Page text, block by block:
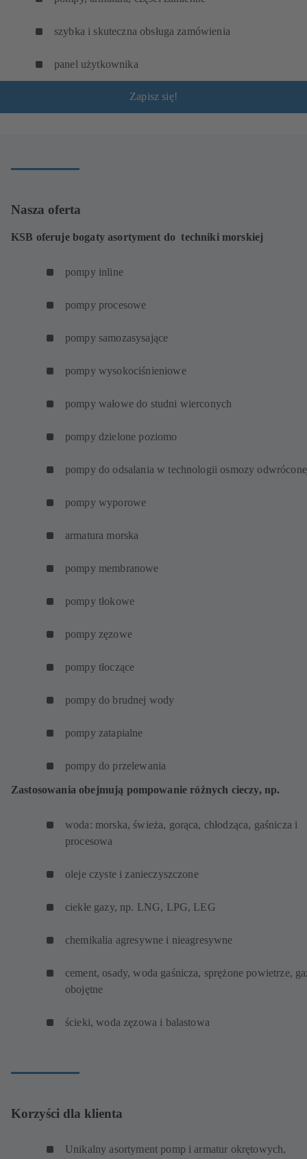
szybka i skuteczna obsługa zamówienia
panel użytkownika
Zapisz się!
Nasza oferta
KSB oferuje bogaty asortyment do techniki morskiej
pompy inline
pompy procesowe
pompy samozasysające
pompy wysokociśnieniowe
pompy wałowe do studni wierconych
pompy dzielone poziomo
pompy do odsalania w technologii osmozy
pompy wyporowe
armatura morska
pompy membranowe
pompy tłokowe
pompy zęzowe
pompy tłoczące
pompy do brudnej wody
pompy zatapialne
pompy do przelewania
Zastosowania obejmują pompowanie różnych cieczy, np.
woda: morska, świeża, gorąca, chłodząca, gaśnicza i
procesowa
oleje czyste i zanieczyszczone
ciekłe gazy, np. LNG, LPG, LEG
chemikalia agresywne i nieagresywne
cement, osady, woda gaśnicza, sprężone powietrze,
obojętne
ścieki, woda zęzowa i balastowa
Korzyści dla klienta
Unikalny asortyment pomp i armatur okrętowych,